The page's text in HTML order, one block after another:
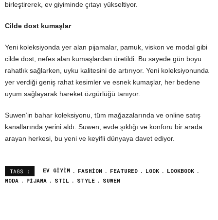
birleştirerek, ev giyiminde çıtayı yükseltiyor.
Cilde dost kumaşlar
Yeni koleksiyonda yer alan pijamalar, pamuk, viskon ve modal gibi
cilde dost, nefes alan kumaşlardan üretildi. Bu sayede gün boyu
rahatlık sağlarken, uyku kalitesini de artırıyor. Yeni koleksiyonunda
yer verdiği geniş rahat kesimler ve esnek kumaşlar, her bedene
uyum sağlayarak hareket özgürlüğü tanıyor.
Suwen’in bahar koleksiyonu, tüm mağazalarında ve online satış
kanallarında yerini aldı. Suwen, evde şıklığı ve konforu bir arada
arayan herkesi, bu yeni ve keyifli dünyaya davet ediyor.
TAGS : EV GIYIM FASHION FEATURED LOOK
LOOKBOOK
MODA
PIJAMA STIL STYLE SUWEN